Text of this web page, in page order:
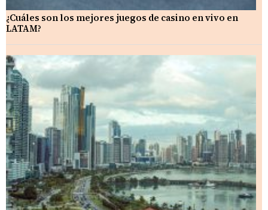
¿Cuáles son los mejores juegos de casino en vivo en
LATAM?